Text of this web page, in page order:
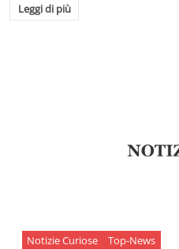
Leggi di più
Notizie Curiose Top-News